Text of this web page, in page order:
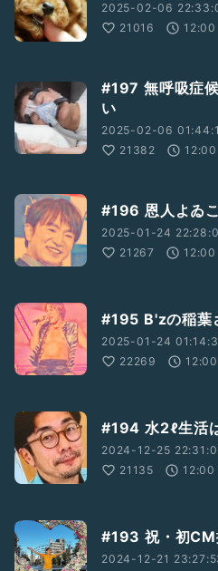
2025-02-06
21016
12:00
#197 無呼吸症
い
2025-02-06
21382
12:00
#196 恩人よゐ
2025-01-24
21267
12:00
#195 B'zの稲葉
2025-01-24
22269
12:00
#194 水2ℓ生活
2024-12-25
21135
12:00
#193 祝・初CM
2024-12-21